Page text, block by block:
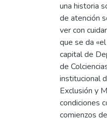
una historia
de atención
ver con
que se da
capital de
de
institucional
Exclusión y
condiciones
comienzos